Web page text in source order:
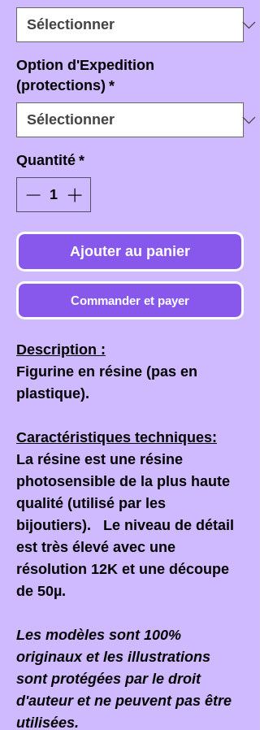
Option d'Expedition
(protections) *
Quantité *
Ajouter au panier
Commander et payer
Description :
Figurine en résine (pas en
plastique).
Caractéristiques techniques:
La résine est une résine
photosensible de la plus haute
qualité (utilisé par les
bijoutiers). Le niveau de détail
est très élevé avec une
résolution 12K et une découpe
de 50µ.
Les modèles sont 100%
originaux et les illustrations
sont protégées par le droit
d'auteur et ne peuvent pas être
utilisées.